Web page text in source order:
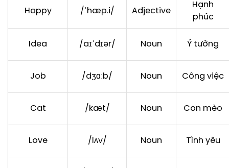
Happy /ˈhæp.i/ Adjective
Hạnh
phúc
Idea /aɪˈdɪər/ Noun Ý tưởng
Job /dʒɑːb/ Noun Công việc
Cat /kæt/ Noun Con mèo
Love /lʌv/ Noun Tình yêu